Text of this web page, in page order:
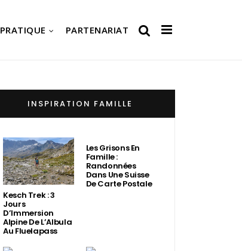
PRATIQUE PARTENARIAT
INSPIRATION FAMILLE
Kesch Trek : 3
Jours
D’Immersion
Alpine De L’Albula
Au Fluelapass
Les Grisons En
Famille :
Randonnées
Dans Une Suisse
De Carte Postale